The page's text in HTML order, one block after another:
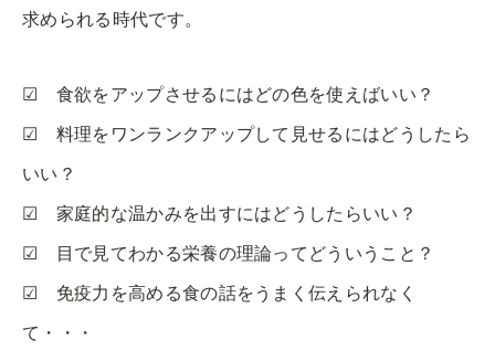
求められる時代です。
☑ 食欲をアップさせるにはどの色を使えばいい？
☑ 料理をワンランクアップして見せるにはどうしたら
いい？
☑ 家庭的な温かみを出すにはどうしたらいい？
☑ 目で見てわかる栄養の理論ってどういうこと？
☑ 免疫力を高める食の話をうまく伝えられなく
て・・・